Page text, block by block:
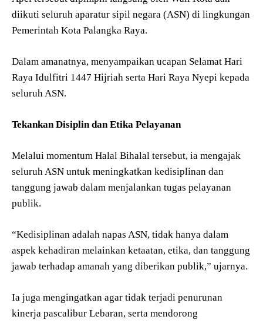
diikuti seluruh aparatur sipil negara (ASN) di lingkungan
Pemerintah Kota Palangka Raya.
Dalam amanatnya, menyampaikan ucapan Selamat Hari
Raya Idulfitri 1447 Hijriah serta Hari Raya Nyepi kepada
seluruh ASN.
Tekankan Disiplin dan Etika Pelayanan
Melalui momentum Halal Bihalal tersebut, ia mengajak
seluruh ASN untuk meningkatkan kedisiplinan dan
tanggung jawab dalam menjalankan tugas pelayanan
publik.
“Kedisiplinan adalah napas ASN, tidak hanya dalam
aspek kehadiran melainkan ketaatan, etika, dan tanggung
jawab terhadap amanah yang diberikan publik,” ujarnya.
Ia juga mengingatkan agar tidak terjadi penurunan
kinerja pascalibur Lebaran, serta mendorong